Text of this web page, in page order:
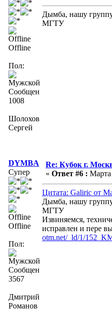
Offline
Пол:
Сообщений:
1008
Шолохов
Сергей
Дымба, нашу
МГТУ
DYMBA
Супер
Offline
Пол:
Сообщений:
3567
Дмитрий
Романов
Re: Кубок г.
« Ответ #6 : Марта
Цитата: Galiric от
Дымба, нашу
МГТУ
Извиняемся,
исправлен и пере
otm.net/_ld/1/